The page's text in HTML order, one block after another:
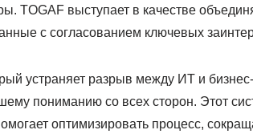
TOGAF выступает в качестве
с согласованием ключевых
устраняет разрыв между ИТ и
пониманию со всех сторон. Этот
оптимизировать процесс,